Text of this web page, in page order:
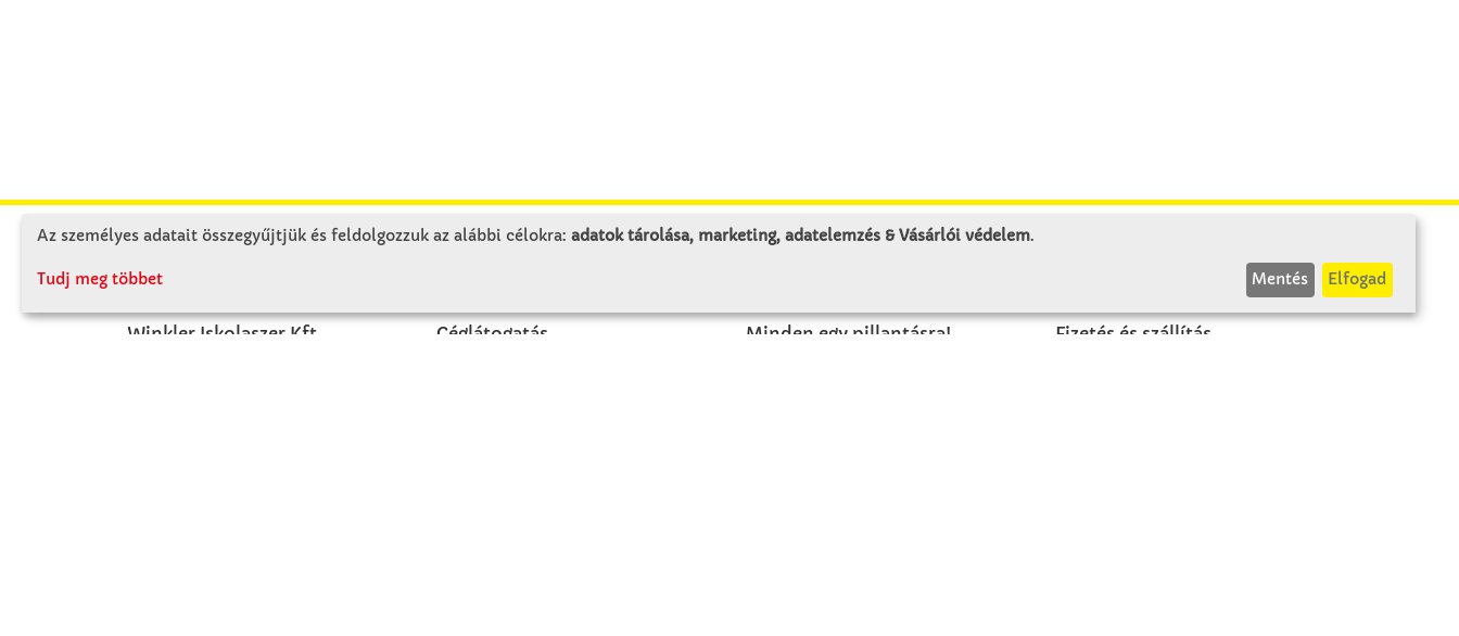
KAPCSOLAT
Winkler Iskolaszer Kft.
Céglátogatás
Minden egy pillantásra!
Fizetés és szállítás
Az személyes adatait összegyűjtjük és feldolgozzuk az alábbi célokra: adatok tárolása, marketing, adatelemzés & Vásárlói védelem.
Tudj meg többet Mentés Elfogad